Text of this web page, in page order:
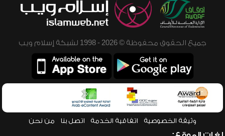
جميع الحقوق محفوظة © 2026 - 1998 لشبكة إسلام ويب
وثيقة الخصوصية اتفاقية الخدمة اتصل بنا من نحن